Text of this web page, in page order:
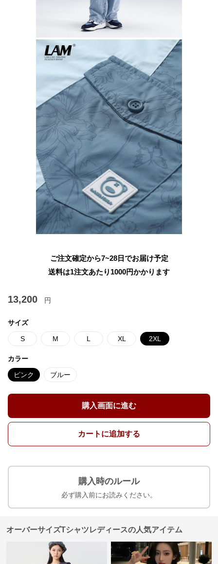
ご注文確定から7~28日でお届け予定
送料は1注文あたり 1000円かかります
13,200 円
サイズ
S M L XL 2XL
カラー
ピンク ブルー
購入画面に進む
カートに追加する
購入時のルール
必ず購入前にお読みください。
オーバーサイズTシャツレディースの人気アイテム